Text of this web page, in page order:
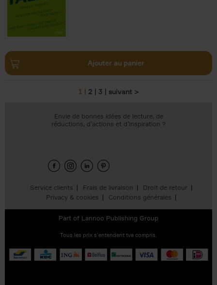
Ajouter au panier
1 2 3 suivant >
Service clients Frais de livraison
Droit de retour
Privacy & cookies
Conditions générales
Envie de bonnes idées de lecture, de
réductions, d’actions et d’inspiration ?
Part of Lannoo Publishing Group
Tous les prix s’entendent tva compris.